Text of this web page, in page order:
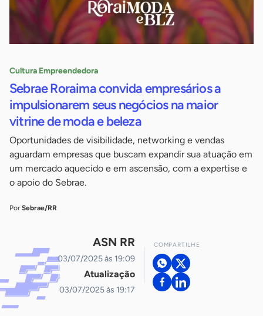
Cultura Empreendedora
Sebrae Roraima convida empresários a
impulsionarem seus negócios na maior
vitrine de moda e beleza
Oportunidades de visibilidade, networking e vendas
aguardam empresas que buscam expandir sua atuação em
um mercado aquecido e em ascensão, com a expertise e
o apoio do Sebrae.
Por Sebrae/RR
ASN RR
03/07/2025 às 19:09
Atualização
03/07/2025 às 19:17
COMPARTILHE